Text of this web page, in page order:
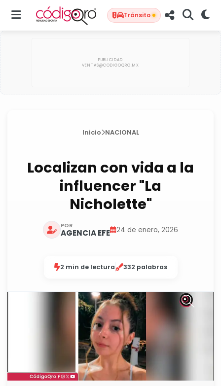
Tránsito
Inicio NACIONAL
Localizan con vida a la
influencer "La
Nicholette"
POR
AGENCIA EFE 24 de enero, 2026
2 min de lectura 332 palabras